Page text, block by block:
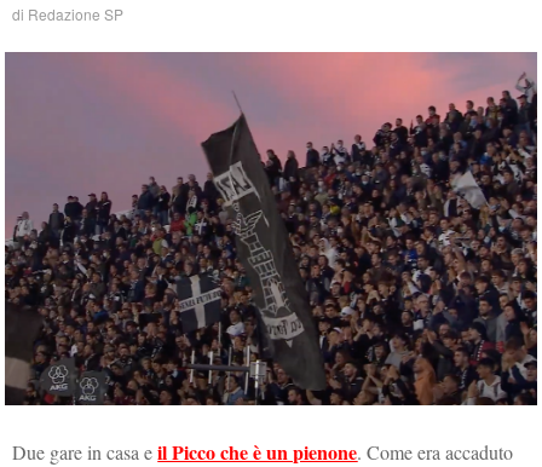
di Redazione SP
Due gare in casa eil Picco che è un pienone. Come era accaduto